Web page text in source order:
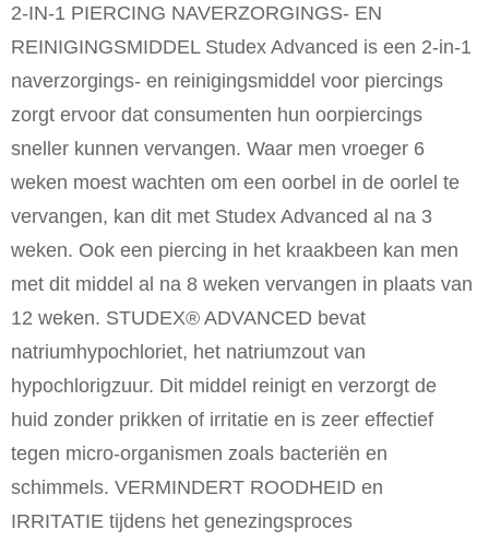
2-IN-1 PIERCING NAVERZORGINGS- EN
REINIGINGSMIDDEL Studex Advanced is een 2-in-1
naverzorgings- en reinigingsmiddel voor piercings
zorgt ervoor dat consumenten hun oorpiercings
sneller kunnen vervangen. Waar men vroeger 6
weken moest wachten om een oorbel in de oorlel te
vervangen, kan dit met Studex Advanced al na 3
weken. Ook een piercing in het kraakbeen kan men
met dit middel al na 8 weken vervangen in plaats van
12 weken. STUDEX® ADVANCED bevat
natriumhypochloriet, het natriumzout van
hypochlorigzuur. Dit middel reinigt en verzorgt de
huid zonder prikken of irritatie en is zeer effectief
tegen micro-organismen zoals bacteriën en
schimmels. VERMINDERT ROODHEID en
IRRITATIE tijdens het genezingsproces